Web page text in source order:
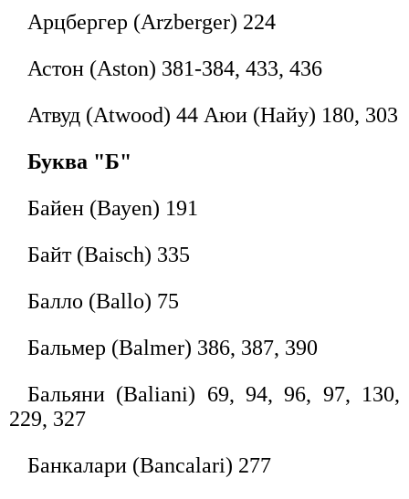
Арцбергер (Arzberger) 224
Астон (Aston) 381-384, 433, 436
Атвуд (Atwood) 44 Аюи (Найу) 180, 303
Буква "Б"
Байен (Вауеn) 191
Байт (Baisch) 335
Балло (Ballo) 75
Бальмер (Balmer) 386, 387, 390
Бальяни (Baliani) 69, 94, 96, 97, 130,
229, 327
Банкалари (Bancalari) 277